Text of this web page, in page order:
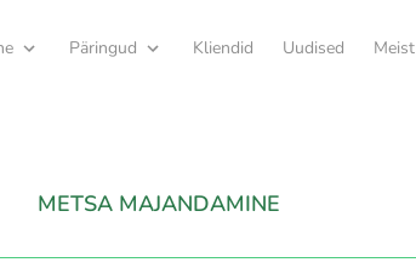
Päringud Kliendid Uudised Meist
METSA MAJANDAMINE